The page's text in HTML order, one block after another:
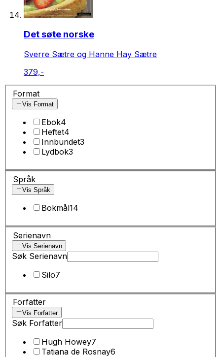
Det søte norske
Sverre Sætre og Hanne Hay Sætre
379,-
Format
Vis Format
Ebok4
Heftet4
Innbundet3
Lydbok3
Språk
Vis Språk
Bokmål14
Serienavn
Vis Serienavn
Søk Serienavn
Silo7
Forfatter
Vis Forfatter
Søk Forfatter
Hugh Howey7
Tatiana de Rosnay6